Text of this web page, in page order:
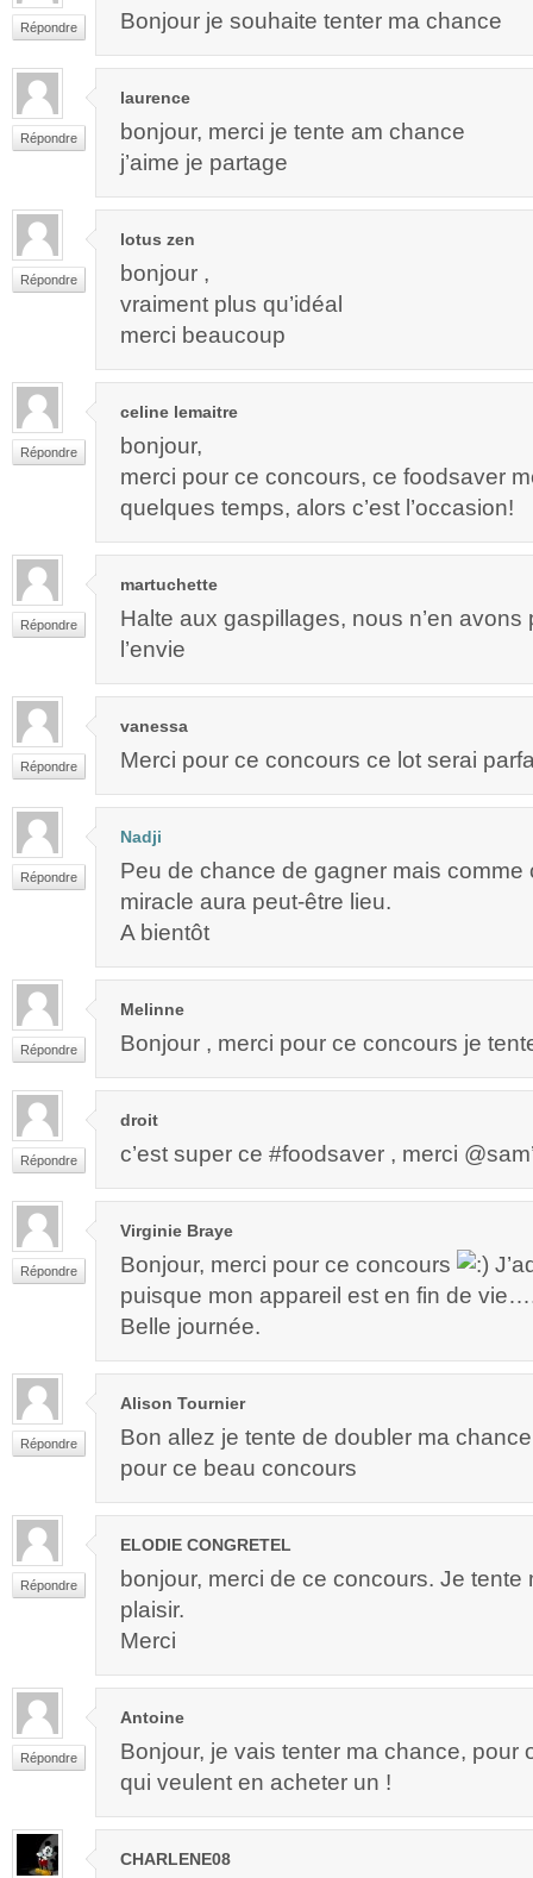
Répondre Bonjour je souhaite tenter ma chance
Répondre
laurence
bonjour, merci je tente am chance
j’aime je partage
Répondre
lotus zen
bonjour ,
vraiment plus qu’idéal
merci beaucoup
Répondre
celine lemaitre
bonjour,
merci pour ce concours, ce foodsaver
quelques temps, alors c’est l’occasion!
Répondre
martuchette
Halte aux gaspillages, nous n’en
l’envie
Répondre
vanessa
Merci pour ce concours ce lot serai
Répondre
Nadji
Peu de chance de gagner mais comme
miracle aura peut-être lieu.
A bientôt
Répondre
Melinne
Bonjour , merci pour ce concours je
Répondre
droit
c’est super ce #foodsaver , merci
Répondre
Virginie Braye
Bonjour, merci pour ce concours
puisque mon appareil est en fin de
Belle journée.
Répondre
Alison Tournier
Bon allez je tente de doubler ma
pour ce beau concours
Répondre
ELODIE CONGRETEL
bonjour, merci de ce concours. Je
plaisir.
Merci
Répondre
Antoine
Bonjour, je vais tenter ma chance, pour
qui veulent en acheter un !
CHARLENE08